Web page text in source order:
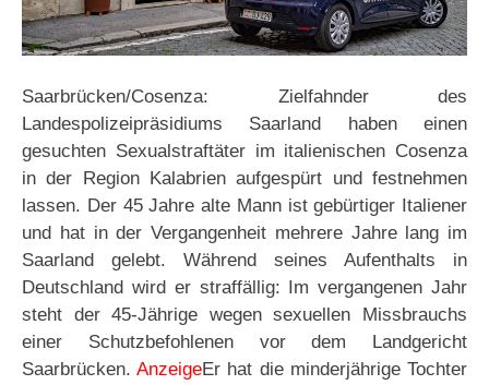
Saarbrücken/Cosenza: Zielfahnder des
Landespolizeipräsidiums Saarland haben einen
gesuchten Sexualstraftäter im italienischen Cosenza
in der Region Kalabrien aufgespürt und festnehmen
lassen. Der 45 Jahre alte Mann ist gebürtiger Italiener
und hat in der Vergangenheit mehrere Jahre lang im
Saarland gelebt. Während seines Aufenthalts in
Deutschland wird er straffällig: Im vergangenen Jahr
steht der 45-Jährige wegen sexuellen Missbrauchs
einer Schutzbefohlenen vor dem Landgericht
Saarbrücken.AnzeigeEr hat die minderjährige Tochter